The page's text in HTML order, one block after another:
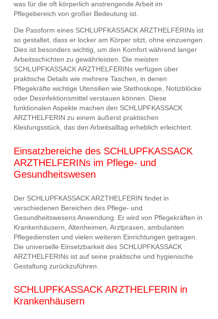
was für die oft körperlich anstrengende Arbeit im
Pflegebereich von großer Bedeutung ist.
Die Passform eines SCHLUPFKASSACK ARZTHELFERINs ist
so gestaltet, dass er locker am Körper sitzt, ohne einzuengen.
Dies ist besonders wichtig, um den Komfort während langer
Arbeitsschichten zu gewährleisten. Die meisten
SCHLUPFKASSACK ARZTHELFERINs verfügen über
praktische Details wie mehrere Taschen, in denen
Pflegekräfte wichtige Utensilien wie Stethoskope, Notizblöcke
oder Desinfektionsmittel verstauen können. Diese
funktionalen Aspekte machen den SCHLUPFKASSACK
ARZTHELFERIN zu einem äußerst praktischen
Kleidungsstück, das den Arbeitsalltag erheblich erleichtert.
Einsatzbereiche des SCHLUPFKASSACK
ARZTHELFERINs im Pflege- und
Gesundheitswesen
Der SCHLUPFKASSACK ARZTHELFERIN findet in
verschiedenen Bereichen des Pflege- und
Gesundheitswesens Anwendung. Er wird von Pflegekräften in
Krankenhäusern, Altenheimen, Arztpraxen, ambulanten
Pflegediensten und vielen weiteren Einrichtungen getragen.
Die universelle Einsetzbarkeit des SCHLUPFKASSACK
ARZTHELFERINs ist auf seine praktische und hygienische
Gestaltung zurückzuführen.
SCHLUPFKASSACK ARZTHELFERIN in
Krankenhäusern